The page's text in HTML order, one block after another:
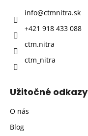
info@ctmnitra.sk
+421 918 433 088
ctm.nitra
ctm_nitra
Užitočné odkazy
O nás
Blog